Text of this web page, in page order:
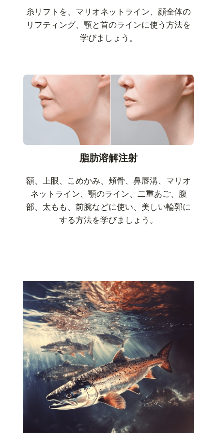
糸リフトを、マリオネットライン、顔全体の
リフティング、顎と首のラインに使う方法を
学びましょう。
脂肪溶解注射
額、上眼、こめかみ、頬骨、鼻唇溝、マリオ
ネットライン、顎のライン、二重あご、腹
部、太もも、前腕などに使い、美しい輪郭に
する方法を学びましょう。